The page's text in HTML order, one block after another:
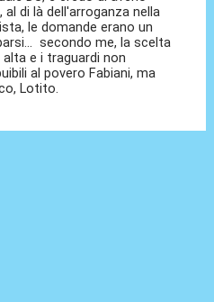
di là dell'arroganza nella
le domande erano un
secondo me, la scelta
e i traguardi non
al povero Fabiani, ma
Lotito.